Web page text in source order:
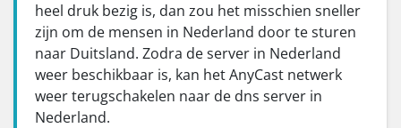
heel druk bezig is, dan zou het misschien sneller
zijn om de mensen in Nederland door te sturen
naar Duitsland. Zodra de server in Nederland
weer beschikbaar is, kan het AnyCast netwerk
weer terugschakelen naar de dns server in
Nederland.